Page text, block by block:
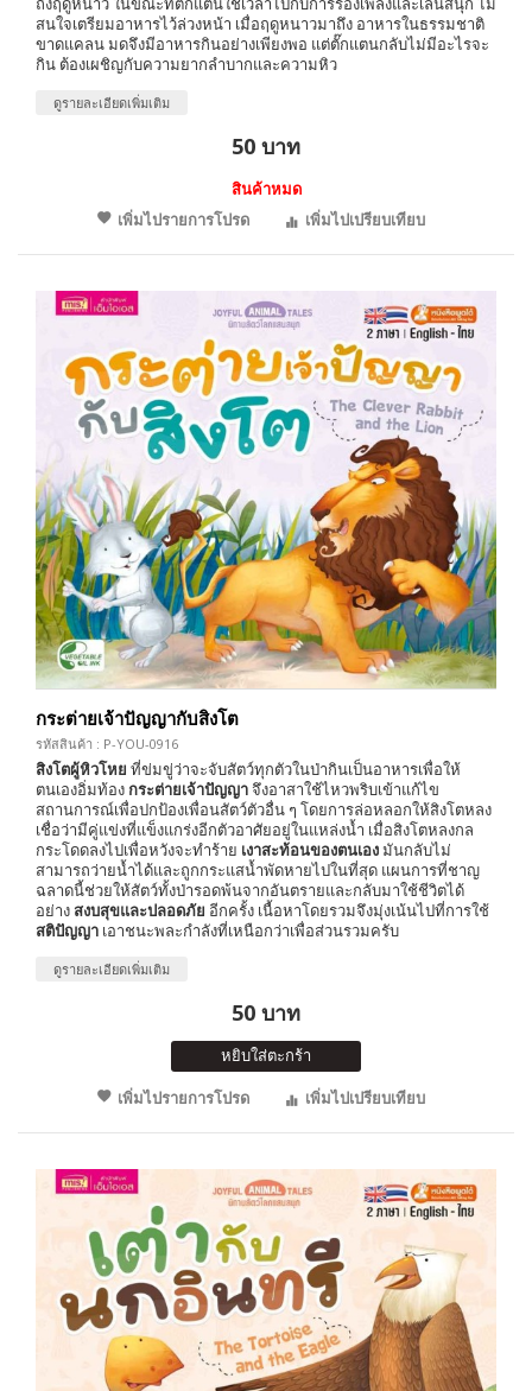
สนใจเตรียมอาหารไว้ล่วงหน้า เมื่อฤดูหนาวมาถึง อาหารในธรรมชาติ
ขาดแคลน มดจึงมีอาหารกินอย่างเพียงพอ แต่ตั๊กแตนกลับไม่มีอะไรจะ
กิน ต้องเผชิญกับความยากลำบากและความหิว
ดูรายละเอียดเพิ่มเติม
50 บาท
สินค้าหมด
เพิ่มไปรายการโปรด
เพิ่มไปเปรียบเทียบ
กระต่ายเจ้าปัญญากับสิงโต
รหัสสินค้า : P-YOU-0916
สิงโตผู้หิวโหย ที่ข่มขู่ว่าจะจับสัตว์ทุกตัวในป่ากินเป็นอาหารเพื่อให้
ตนเองอิ่มท้องกระต่ายเจ้าปัญญาจึงอาสาใช้ไหวพริบเข้าแก้ไข
สถานการณ์เพื่อปกป้องเพื่อนสัตว์ตัวอื่น ๆ โดยการล่อหลอกให้สิงโตหลง
เชื่อว่ามีคู่แข่งที่แข็งแกร่งอีกตัวอาศัยอยู่ในแหล่งน้ำ เมื่อสิงโตหลงกล
กระโดดลงไปเพื่อหวังจะทำร้าย เงาสะท้อนของตนเองมันกลับไม่
สามารถว่ายน้ำได้และถูกกระแสน้ำพัดหายไปในที่สุด แผนการที่ชาญ
ฉลาดนี้ช่วยให้สัตว์ทั้งป่ารอดพ้นจากอันตรายและกลับมาใช้ชีวิตได้
อย่างสงบสุขและปลอดภัย อีกครั้ง เนื้อหาโดยรวมจึงมุ่งเน้นไปที่การใช้
สติปัญญา เอาชนะพละกำลังที่เหนือกว่าเพื่อส่วนรวมครับ
ดูรายละเอียดเพิ่มเติม
50 บาท
หยิบใส่ตะกร้า
เพิ่มไปรายการโปรด
เพิ่มไปเปรียบเทียบ